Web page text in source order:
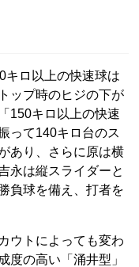
キロ以上の快速球は
ップ時のヒジの下が
150キロ以上の快速
って140キロ台のス
あり、さらに原は横
永は縦スライダーと
負球を備え、打者を
ウトによっても変わ
度の高い「涌井型」